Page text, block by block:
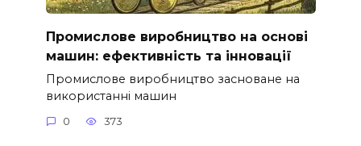
Промислове виробництво на основі
машин: ефективність та інновації
Промислове виробництво засноване на
використанні машин
0 373